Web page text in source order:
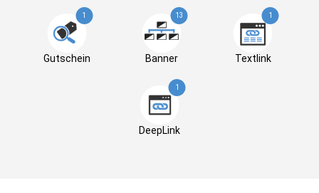
1
Gutschein
13
Banner
1
Textlink
1
DeepLink